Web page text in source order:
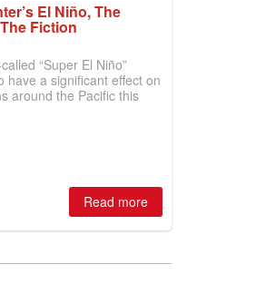
El Niño, The
Fiction
“Super El Niño”
have a significant effect on
around the Pacific this
Read more